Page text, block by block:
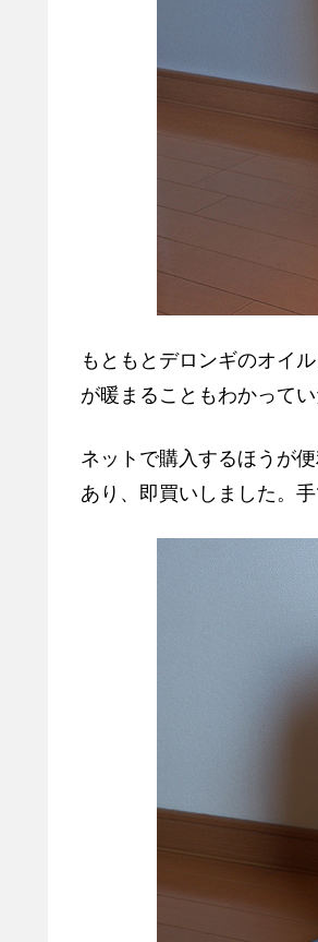
もともとデロンギのオイ
が暖まることもわかって
ネットで購入するほうが
あり、即買いしました。手